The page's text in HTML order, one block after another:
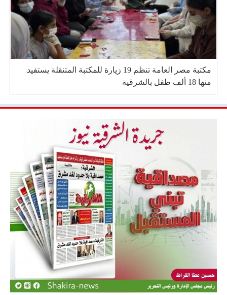
مكتبة مصر العامة تنظم 19 زيارة للمكتبة المتنقلة يستفيد
منها 18 ألف طفل بالشرقية